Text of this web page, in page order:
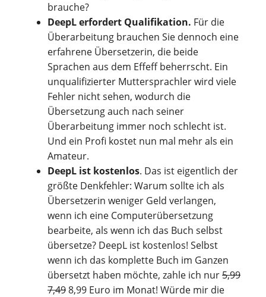
brauche?
DeepL erfordert Qualifikation. Für die
Überarbeitung brauchen Sie dennoch eine
erfahrene Übersetzerin, die beide
Sprachen aus dem Effeff beherrscht. Ein
unqualifizierter Muttersprachler wird viele
Fehler nicht sehen, wodurch die
Übersetzung auch nach seiner
Überarbeitung immer noch schlecht ist.
Und ein Profi kostet nun mal mehr als ein
Amateur.
DeepL ist kostenlos. Das ist eigentlich der
größte Denkfehler: Warum sollte ich als
Übersetzerin weniger Geld verlangen,
wenn ich eine Computerübersetzung
bearbeite, als wenn ich das Buch selbst
übersetze? DeepL ist kostenlos! Selbst
wenn ich das komplette Buch im Ganzen
übersetzt haben möchte, zahle ich nur5,99
7,498,99 Euro im Monat! Würde mir die